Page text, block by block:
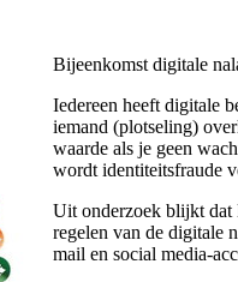
Bijeenkomst digitale
Iedereen heeft digitale
iemand (plotseling)
waarde als je geen
wordt identiteitsfraude
Uit onderzoek blijkt dat
regelen van de digitale
mail en social media-